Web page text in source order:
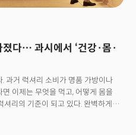
다… 과시에서 ‘건강·몸·
과거 럭셔리 소비가 명품 가방이나
이제는 무엇을 먹고, 어떻게 몸을
리의 기준이 되고 있다. 완벽하게
힘으로 신체 기능을 최적화하며